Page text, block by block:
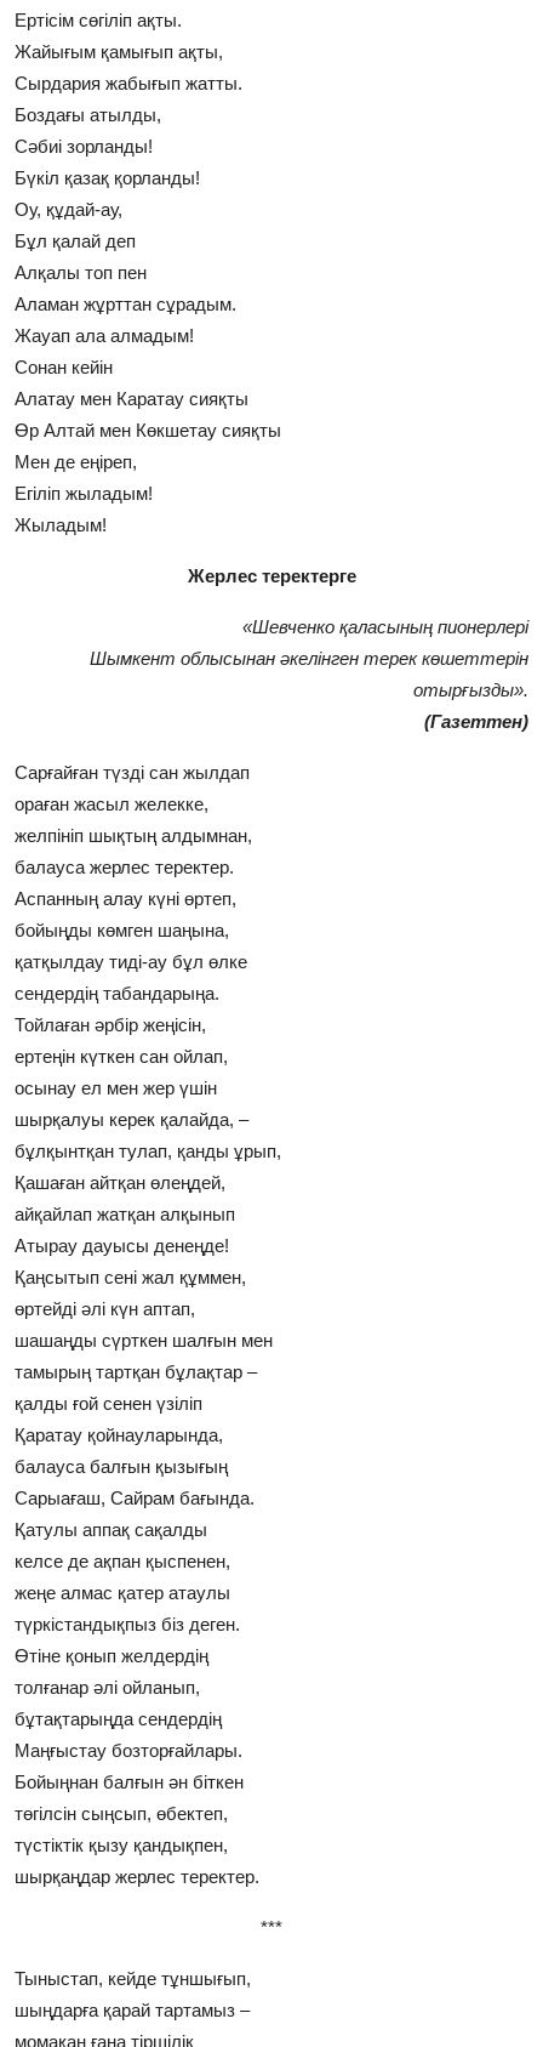
Ертісім сөгіліп ақты.
Жайығым қамығып ақты,
Сырдария жабығып жатты.
Боздағы атылды,
Сәбиі зорланды!
Бүкіл қазақ қорланды!
Оу, құдай-ау,
Бұл қалай деп
Алқалы топ пен
Аламан жұрттан сұрадым.
Жауап ала алмадым!
Сонан кейін
Алатау мен Каратау сияқты
Өр Алтай мен Көкшетау сияқты
Мен де еңіреп,
Егіліп жыладым!
Жыладым!
Жерлес теректерге
«Шевченко қаласының пионерлерi
Шымкент облысынан әкелiнген терек көшеттерiн
отырғызды».
(Газеттен)
Сарғайған түздi сан жылдап
ораған жасыл желекке,
желпiнiп шықтың алдымнан,
балауса жерлес теректер.
Аспанның алау күнi өртеп,
бойыңды көмген шаңына,
қатқылдау тидi-ау бұл өлке
сендердiң табандарыңа.
Тойлаған әрбiр жеңiсiн,
ертеңiн күткен сан ойлап,
осынау ел мен жер үшiн
шырқалуы керек қалайда, –
бұлқынтқан тулап, қанды ұрып,
Қашаған айтқан өлеңдей,
айқайлап жатқан алқынып
Атырау дауысы денеңде!
Қаңсытып сенi жал құммен,
өртейдi әлi күн аптап,
шашаңды сүрткен шалғын мен
тамырың тартқан бұлақтар –
қалды ғой сенен үзiлiп
Қаратау қойнауларында,
балауса балғын қызығың
Сарыағаш, Сайрам бағында.
Қатулы аппақ сақалды
келсе де ақпан қыспенен,
жеңе алмас қатер атаулы
түркiстандықпыз бiз деген.
Өтiне қонып желдердiң
толғанар әлi ойланып,
бұтақтарыңда сендердiң
Маңғыстау бозторғайлары.
Бойыңнан балғын ән бiткен
төгiлсiн сыңсып, өбектеп,
түстiктiк қызу қандықпен,
шырқаңдар жерлес теректер.
***
Тыныстап, кейде тұншығып,
шыңдарға қарай тартамыз –
момақан ғана тiршiлiк